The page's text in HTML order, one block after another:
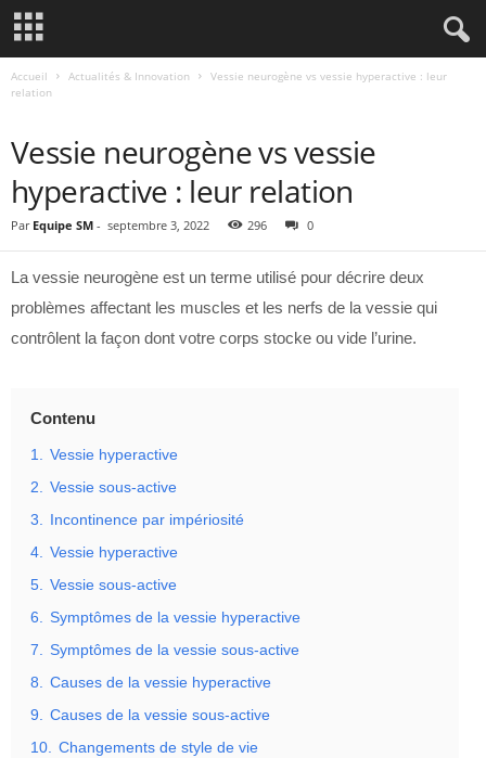
Accueil Actualités & Innovation
Vessie neurogène vs vessie hyperactive : leur
relation
Vessie neurogène vs vessie
hyperactive : leur relation
Par Equipe SM - septembre 3, 2022 296 0
La vessie neurogène est un terme utilisé pour décrire deux
problèmes affectant les muscles et les nerfs de la vessie qui
contrôlent la façon dont votre corps stocke ou vide l’urine.
Contenu
1. Vessie hyperactive
2. Vessie sous-active
3.
Incontinence par impériosité
4. Vessie hyperactive
5. Vessie sous-active
6. Symptômes de la vessie hyperactive
7. Symptômes de la vessie sous-active
8. Causes de la vessie hyperactive
9. Causes de la vessie sous-active
10. Changements de style de vie